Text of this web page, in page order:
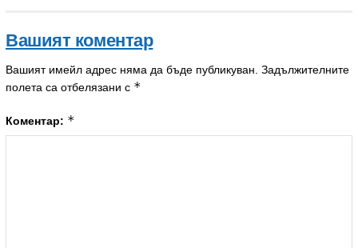
Вашият коментар
Вашият имейл адрес няма да бъде публикуван. Задължителните
полета са отбелязани с *
Коментар: *